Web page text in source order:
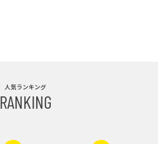
人気ランキング
RANKING